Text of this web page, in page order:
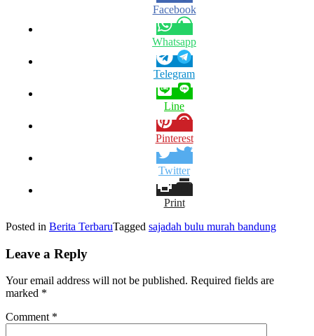
Facebook
Whatsapp
Telegram
Line
Pinterest
Twitter
Print
Posted in Berita TerbaruTagged sajadah bulu murah bandung
Leave a Reply
Your email address will not be published. Required fields are
marked *
Comment *